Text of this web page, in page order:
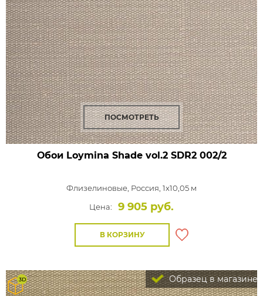
ПОСМОТРЕТЬ
Обои Loymina Shade vol.2SDR2 002/2
Флизелиновые, Россия, 1x10,05 м
Цена:
9 905 руб.
В КОРЗИНУ
Образец в магазине